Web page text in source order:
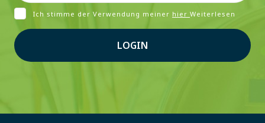
Ich stimme der Verwendung meiner hier Weiterlesen
LOGIN